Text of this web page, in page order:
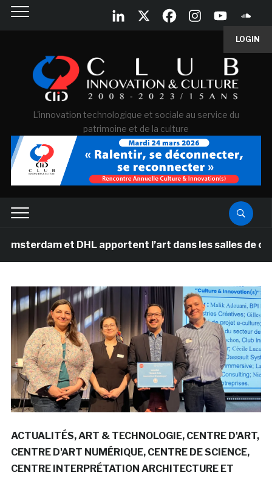
LOGIN
L'innovation technologique et sociale au service du
patrimoine et de la culture
et DHL apportent l’art dans les salles de classe
ACTUALITÉS ART & TECHNOLOGIE CENTRE D'ART
CENTRE D'ART NUMÉRIQUE CENTRE DE SCIENCE
CENTRE INTERPRÉTATION ARCHITECTURE ET